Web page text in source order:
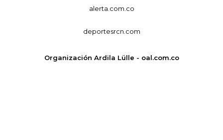
alerta.com.co
deportesrcn.com
Organización Ardila Lülle - oal.com.co